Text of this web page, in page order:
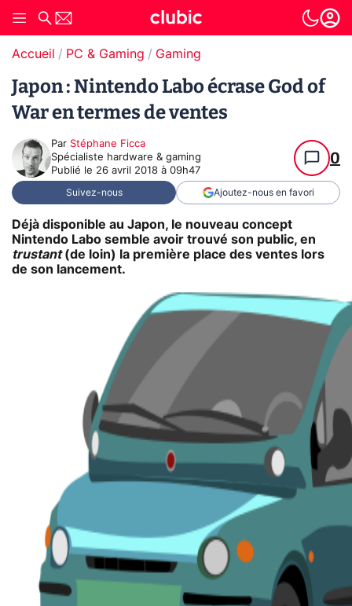
Accueil PC & Gaming Gaming
Japon : Nintendo Labo écrase God of
War en termes de ventes
Par Stéphane Ficca
Spécialiste hardware & gaming
Publié le 26 avril 2018 à 09h47
0
Suivez-nous Ajoutez-nous en favori
Déjà disponible au Japon, le nouveau concept
Nintendo Labo semble avoir trouvé son public, en
trustant(de loin) la première place des ventes lors
de son lancement.